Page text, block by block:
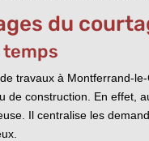
du
temps
travaux à Montferrand-
de construction. En effet,
Il centralise les